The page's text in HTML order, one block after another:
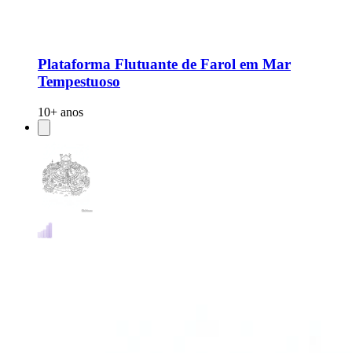
Plataforma Flutuante de Farol em Mar
Tempestuoso
10+ anos